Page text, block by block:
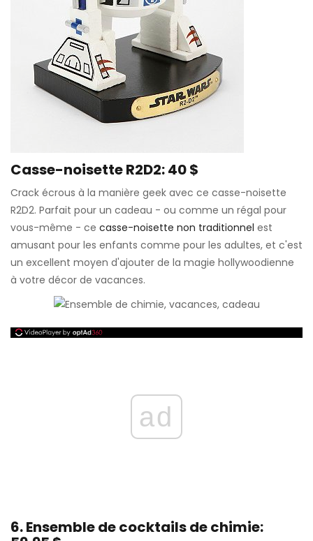
Casse-noisette R2D2: 40 $
Crack écrous à la manière geek avec ce casse-noisette
R2D2. Parfait pour un cadeau - ou comme un régal pour
vous-même - ce casse-noisette non traditionnel est
amusant pour les enfants comme pour les adultes, et c'est
un excellent moyen d'ajouter de la magie hollywoodienne
à votre décor de vacances.
ad
6. Ensemble de cocktails de chimie: